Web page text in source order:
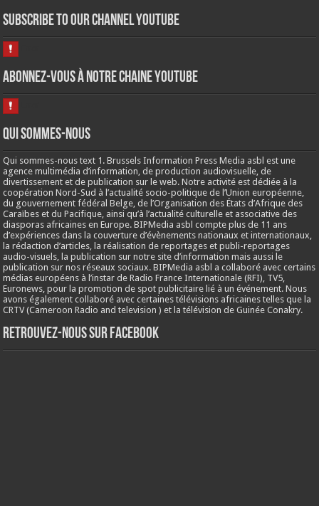
Subscribe to our Channel Youtube
Abonnez-vous à notre chaine Youtube
Qui sommes-nous
Qui sommes-nous text 1. Brussels Information Press Media asbl est une
agence multimédia d’information, de production audiovisuelle, de
divertissement et de publication sur le web. Notre activité est dédiée à la
coopération Nord-Sud à l’actualité socio-politique de l’Union européenne,
du gouvernement fédéral Belge, de l’Organisation des États d’Afrique des
Caraïbes et du Pacifique, ainsi qu’à l’actualité culturelle et associative des
diasporas africaines en Europe. BIPMedia asbl compte plus de 11 ans
d’expériences dans la couverture d’évènements nationaux et internationaux,
la rédaction d’articles, la réalisation de reportages et publi-reportages
audio-visuels, la publication sur notre site d’information mais aussi le
publication sur nos réseaux sociaux. BIPMedia asbl a collaboré avec certains
médias européens à l’instar de Radio France Internationale (RFI), TV5,
Euronews, pour la promotion de spot publicitaire lié à un événement. Nous
avons également collaboré avec certaines télévisions africaines telles que la
CRTV (Cameroon Radio and television ) et la télévision de Guinée Conakry.
Retrouvez-nous sur Facebook